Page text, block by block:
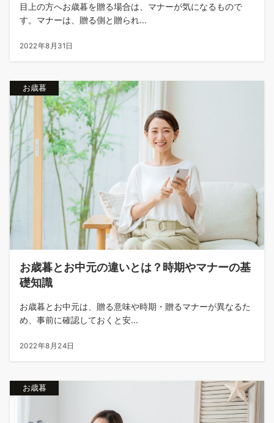
目上の方へお歳暮を贈る場合は、マナーが気になるもので
す。マナーは、贈る側と贈られ...
2022年8月31日
お歳暮
お歳暮とお中元の違いとは？時期やマナーの基
礎知識
お歳暮とお中元は、贈る意味や時期・贈るマナーが異なるた
め、事前に確認しておくと安...
2022年8月24日
お歳暮